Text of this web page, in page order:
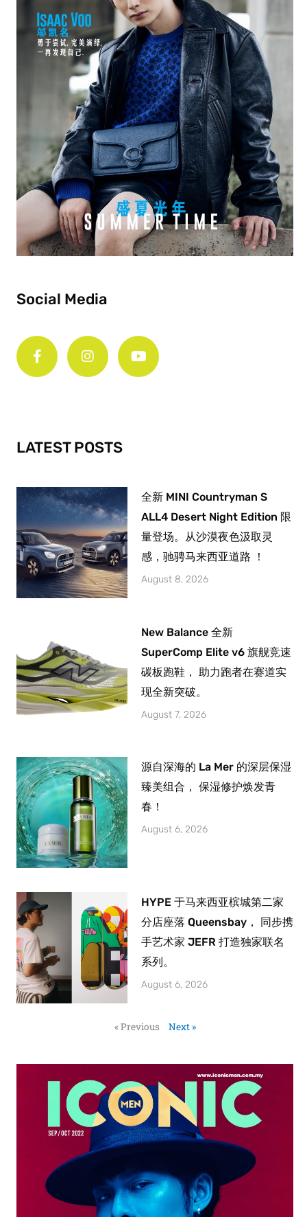
Social Media
a
c
-
f
n
s
m
o
u
LATEST POSTS
全新 MINI Countryman S
ALL4 Desert Night Edition 限
量登场。从沙漠夜色汲取灵
感，驰骋马来西亚道路 ！
August 8, 2026
New Balance 全新
SuperComp Elite v6 旗舰竞速
碳板跑鞋， 助力跑者在赛道实
现全新突破。
August 7, 2026
源自深海的 La Mer 的深层保湿
臻美组合， 保湿修护焕发青
春！
August 6, 2026
HYPE 于马来西亚槟城第二家
分店座落 Queensbay， 同步携
手艺术家 JEFR 打造独家联名
系列。
August 6, 2026
« Previous Next »